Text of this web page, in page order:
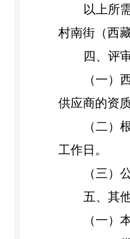
以上所
村南街（西
四、评
（一）
供应商的资
（二）
工作日。
（三）
五、其
（一）